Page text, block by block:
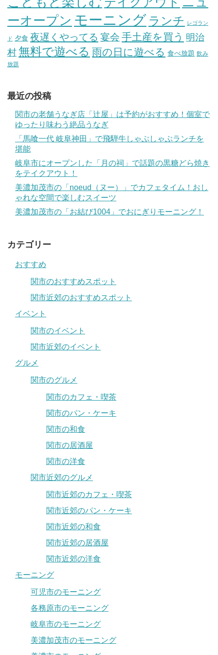
ーオープン モーニング ランチ レゴラン
ド 夕食 夜遅くやってる 宴会 手土産を買う 明治
村無料で遊べる 雨の日に遊べる 食べ放題 飲み
放題
最近の投稿
関市の老舗うなぎ店「辻屋」は予約がおすすめ！個室で
ゆったり味わう絶品うなぎ
「馬喰一代 岐阜神田」で飛騨牛しゃぶしゃぶランチを
堪能
岐阜市にオープンした「月の祠」で話題の黒糖どら焼き
をテイクアウト！
美濃加茂市の「noeud（ヌー）」でカフェタイム！おし
ゃれな空間で楽しむスイーツ
美濃加茂市の「お結び1004」でおにぎりモーニング！
カテゴリー
おすすめ
関市のおすすめスポット
関市近郊のおすすめスポット
イベント
関市のイベント
関市近郊のイベント
グルメ
関市のグルメ
関市のカフェ・喫茶
関市のパン・ケーキ
関市の和食
関市の居酒屋
関市の洋食
関市近郊のグルメ
関市近郊のカフェ・喫茶
関市近郊のパン・ケーキ
関市近郊の和食
関市近郊の居酒屋
関市近郊の洋食
モーニング
可児市のモーニング
各務原市のモーニング
岐阜市のモーニング
美濃加茂市のモーニング